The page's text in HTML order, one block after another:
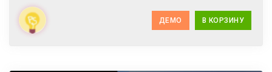
ДЕМО В КОРЗИНУ